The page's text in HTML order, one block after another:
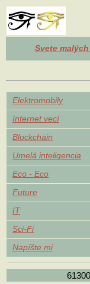
Svete
Elektromobily
Internet vecí
Blockchain
Umelá inteligencia
Eco - Eco
Future
IT
Sci-Fi
Napíšte mi
61300